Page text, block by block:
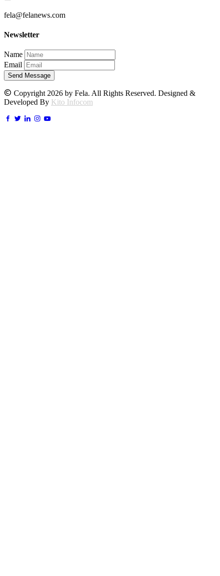
fela@felanews.com
Newsletter
Name
Email
Send Message
Copyright 2026 by Fela. All Rights Reserved. Designed &
Developed By Kito Infocom